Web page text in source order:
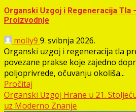
Organski Uzgoj i Regeneracija Tla
Proizvodnje
molly9 9. svibnja 2026.
Organski uzgoj i regeneracija tla
povezane prakse koje zajedno
poljoprivrede, očuvanju okoliša...
Pročitaj
Organski Uzgoj Hrane u 21.
uz Moderno Znanje